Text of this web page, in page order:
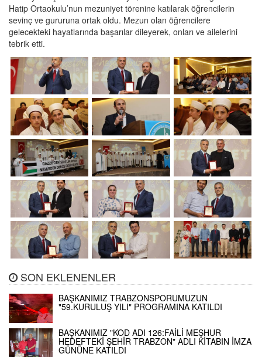
Hatip Ortaokulu’nun mezuniyet törenine katılarak öğrencilerin
sevinç ve gururuna ortak oldu. Mezun olan öğrencilere
gelecekteki hayatlarında başarılar dileyerek, onları ve ailelerini
tebrik etti.
SON EKLENENLER
BAŞKANIMIZ TRABZONSPORUMUZUN
"59.KURULUŞ YILI" PROGRAMINA KATILDI
BAŞKANIMIZ "KOD ADI 126:FAİLİ MEŞHUR
HEDEFTEKİ ŞEHİR TRABZON" ADLI KİTABIN İMZA
GÜNÜNE KATILDI